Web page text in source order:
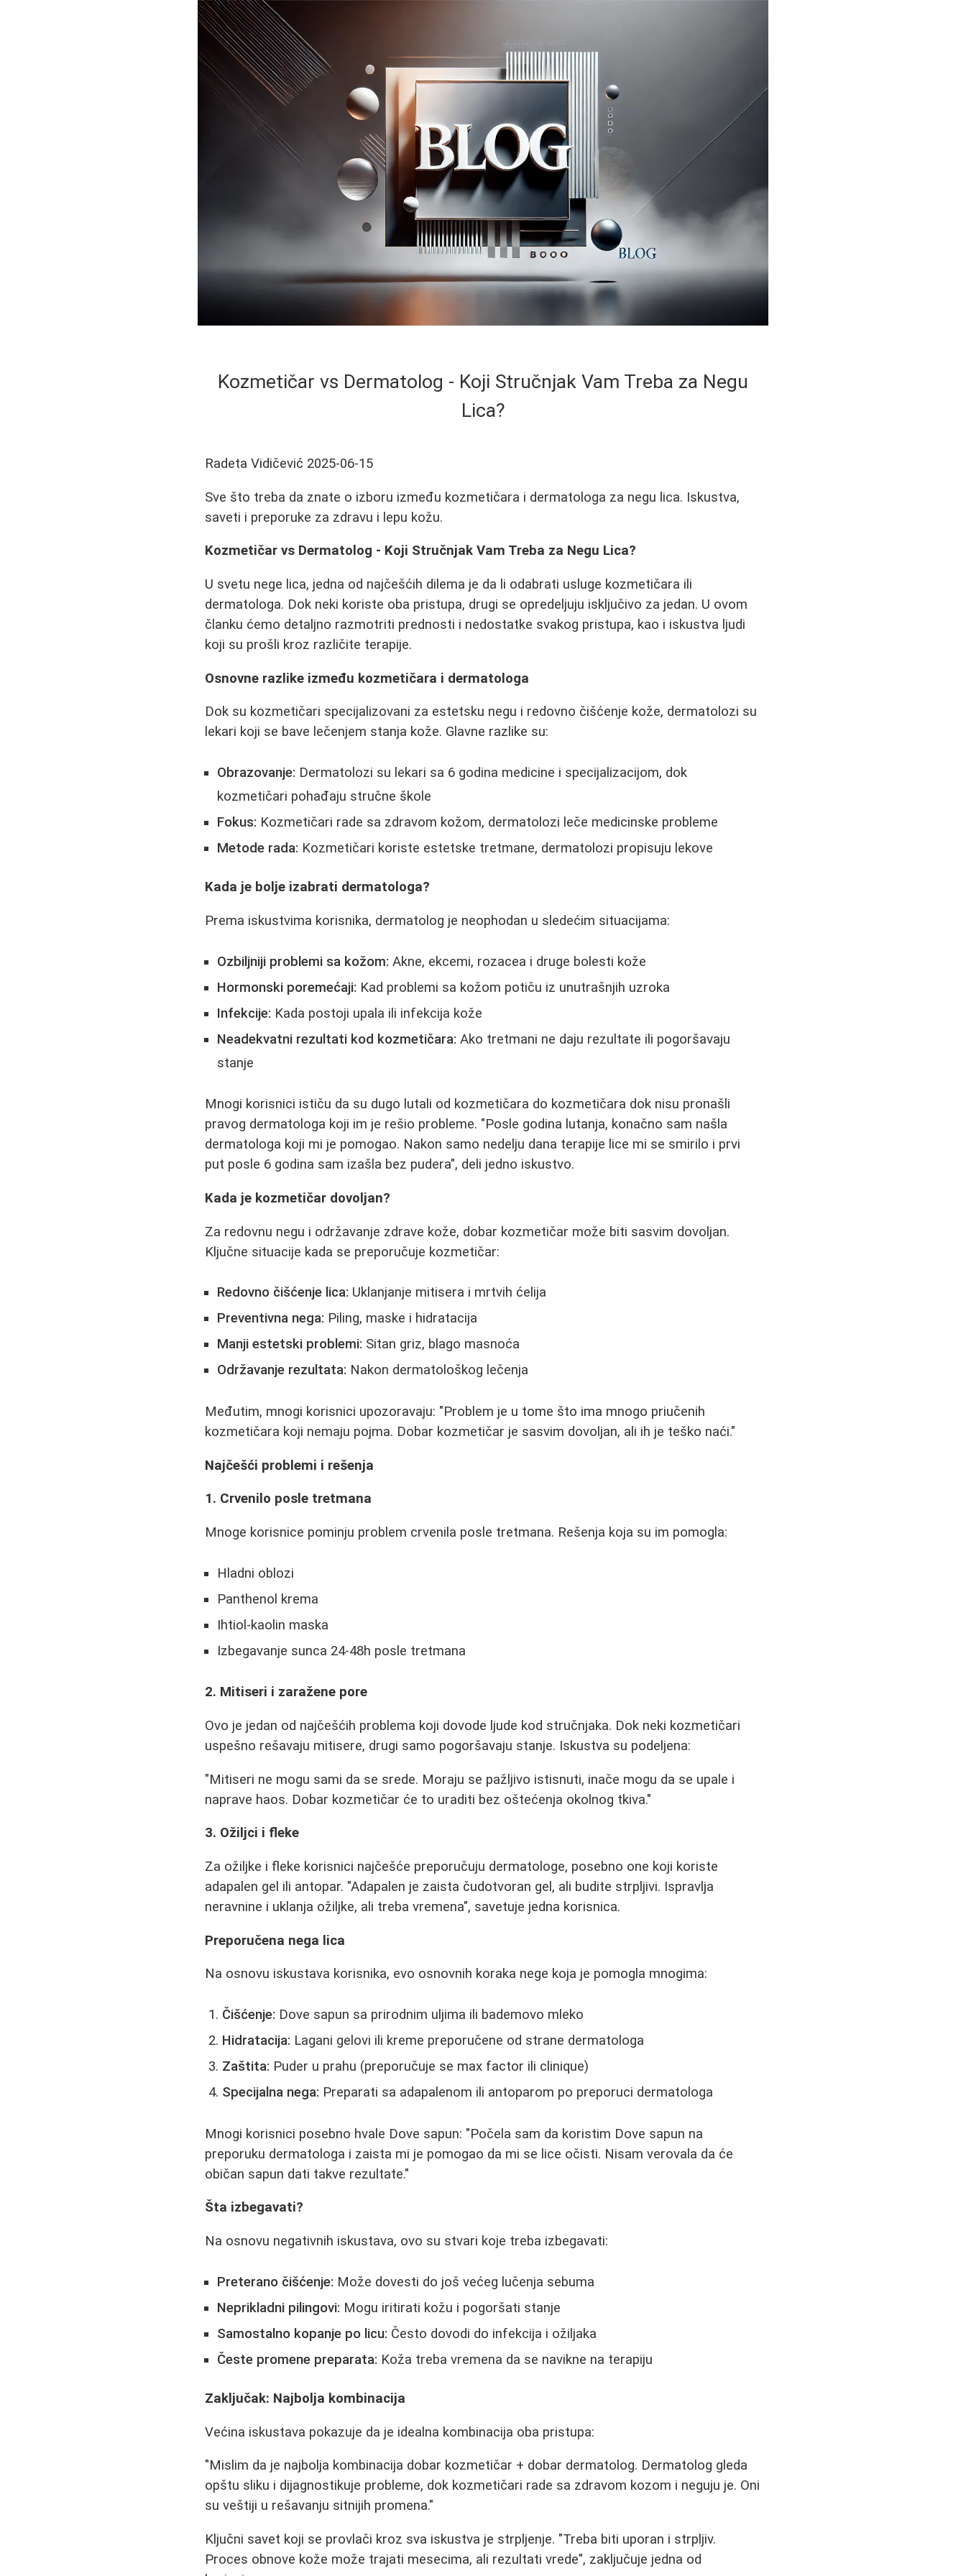
Kozmetičar vs Dermatolog - Koji Stručnjak Vam Treba za Negu
Lica?
Radeta Vidičević 2025-06-15
Sve što treba da znate o izboru između kozmetičara i dermatologa za negu lica. Iskustva,
saveti i preporuke za zdravu i lepu kožu.
Kozmetičar vs Dermatolog - Koji Stručnjak Vam Treba za Negu Lica?
U svetu nege lica, jedna od najčešćih dilema je da li odabrati usluge kozmetičara ili
dermatologa. Dok neki koriste oba pristupa, drugi se opredeljuju isključivo za jedan. U ovom
članku ćemo detaljno razmotriti prednosti i nedostatke svakog pristupa, kao i iskustva ljudi
koji su prošli kroz različite terapije.
Osnovne razlike između kozmetičara i dermatologa
Dok su kozmetičari specijalizovani za estetsku negu i redovno čišćenje kože, dermatolozi su
lekari koji se bave lečenjem stanja kože. Glavne razlike su:
Obrazovanje: Dermatolozi su lekari sa 6 godina medicine i specijalizacijom, dok
kozmetičari pohađaju stručne škole
Fokus: Kozmetičari rade sa zdravom kožom, dermatolozi leče medicinske probleme
Metode rada: Kozmetičari koriste estetske tretmane, dermatolozi propisuju lekove
Kada je bolje izabrati dermatologa?
Prema iskustvima korisnika, dermatolog je neophodan u sledećim situacijama:
Ozbiljniji problemi sa kožom: Akne, ekcemi, rozacea i druge bolesti kože
Hormonski poremećaji: Kad problemi sa kožom potiču iz unutrašnjih uzroka
Infekcije: Kada postoji upala ili infekcija kože
Neadekvatni rezultati kod kozmetičara: Ako tretmani ne daju rezultate ili pogoršavaju
stanje
Mnogi korisnici ističu da su dugo lutali od kozmetičara do kozmetičara dok nisu pronašli
pravog dermatologa koji im je rešio probleme. "Posle godina lutanja, konačno sam našla
dermatologa koji mi je pomogao. Nakon samo nedelju dana terapije lice mi se smirilo i prvi
put posle 6 godina sam izašla bez pudera", deli jedno iskustvo.
Kada je kozmetičar dovoljan?
Za redovnu negu i održavanje zdrave kože, dobar kozmetičar može biti sasvim dovoljan.
Ključne situacije kada se preporučuje kozmetičar:
Redovno čišćenje lica: Uklanjanje mitisera i mrtvih ćelija
Preventivna nega: Piling, maske i hidratacija
Manji estetski problemi: Sitan griz, blago masnoća
Održavanje rezultata: Nakon dermatološkog lečenja
Međutim, mnogi korisnici upozoravaju: "Problem je u tome što ima mnogo priučenih
kozmetičara koji nemaju pojma. Dobar kozmetičar je sasvim dovoljan, ali ih je teško naći."
Najčešći problemi i rešenja
1. Crvenilo posle tretmana
Mnoge korisnice pominju problem crvenila posle tretmana. Rešenja koja su im pomogla:
Hladni oblozi
Panthenol krema
Ihtiol-kaolin maska
Izbegavanje sunca 24-48h posle tretmana
2. Mitiseri i zaražene pore
Ovo je jedan od najčešćih problema koji dovode ljude kod stručnjaka. Dok neki kozmetičari
uspešno rešavaju mitisere, drugi samo pogoršavaju stanje. Iskustva su podeljena:
"Mitiseri ne mogu sami da se srede. Moraju se pažljivo istisnuti, inače mogu da se upale i
naprave haos. Dobar kozmetičar će to uraditi bez oštećenja okolnog tkiva."
3. Ožiljci i fleke
Za ožiljke i fleke korisnici najčešće preporučuju dermatologe, posebno one koji koriste
adapalen gel ili antopar. "Adapalen je zaista čudotvoran gel, ali budite strpljivi. Ispravlja
neravnine i uklanja ožiljke, ali treba vremena", savetuje jedna korisnica.
Preporučena nega lica
Na osnovu iskustava korisnika, evo osnovnih koraka nege koja je pomogla mnogima:
Čišćenje: Dove sapun sa prirodnim uljima ili bademovo mleko
Hidratacija: Lagani gelovi ili kreme preporučene od strane dermatologa
Zaštita: Puder u prahu (preporučuje se max factor ili clinique)
Specijalna nega: Preparati sa adapalenom ili antoparom po preporuci dermatologa
Mnogi korisnici posebno hvale Dove sapun: "Počela sam da koristim Dove sapun na
preporuku dermatologa i zaista mi je pomogao da mi se lice očisti. Nisam verovala da će
običan sapun dati takve rezultate."
Šta izbegavati?
Na osnovu negativnih iskustava, ovo su stvari koje treba izbegavati:
Preterano čišćenje: Može dovesti do još većeg lučenja sebuma
Neprikladni pilingovi: Mogu iritirati kožu i pogoršati stanje
Samostalno kopanje po licu: Često dovodi do infekcija i ožiljaka
Česte promene preparata: Koža treba vremena da se navikne na terapiju
Zaključak: Najbolja kombinacija
Većina iskustava pokazuje da je idealna kombinacija oba pristupa:
"Mislim da je najbolja kombinacija dobar kozmetičar + dobar dermatolog. Dermatolog gleda
opštu sliku i dijagnostikuje probleme, dok kozmetičari rade sa zdravom kozom i neguju je. Oni
su veštiji u rešavanju sitnijih promena."
Ključni savet koji se provlači kroz sva iskustva je strpljenje. "Treba biti uporan i strpljiv.
Proces obnove kože može trajati mesecima, ali rezultati vrede", zaključuje jedna od